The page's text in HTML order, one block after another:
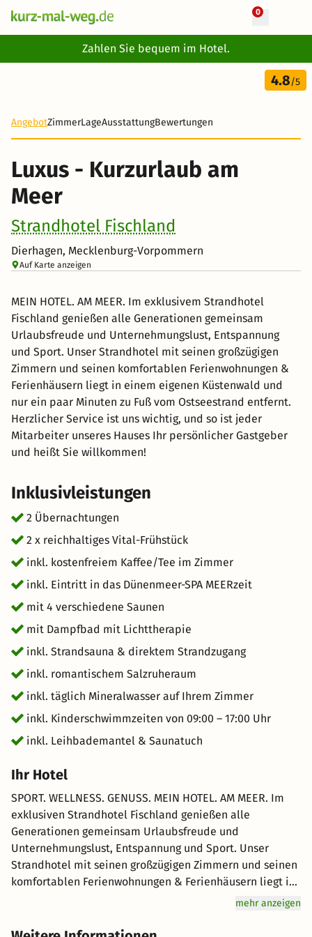
0
Zahlen Sie bequem im Hotel.
3 Tage
292 €
4.8/5
AngebotZimmerLageAusstattungBewertungen
Luxus - Kurzurlaub am
Meer
Strandhotel Fischland
Dierhagen, Mecklenburg-Vorpommern
Auf Karte anzeigen
MEIN HOTEL. AM MEER. Im exklusivem Strandhotel
Fischland genießen alle Generationen gemeinsam
Urlaubsfreude und Unternehmungslust, Entspannung
und Sport. Unser Strandhotel mit seinen großzügigen
Zimmern und seinen komfortablen Ferienwohnungen &
Ferienhäusern liegt in einem eigenen Küstenwald und
nur ein paar Minuten zu Fuß vom Ostseestrand entfernt.
Herzlicher Service ist uns wichtig, und so ist jeder
Mitarbeiter unseres Hauses Ihr persönlicher Gastgeber
und heißt Sie willkommen!
Inklusivleistungen
2 Übernachtungen
2 x reichhaltiges Vital-Frühstück
inkl. kostenfreiem Kaffee/Tee im Zimmer
inkl. Eintritt in das Dünenmeer-SPA MEERzeit
mit 4 verschiedene Saunen
mit Dampfbad mit Lichttherapie
inkl. Strandsauna & direktem Strandzugang
inkl. romantischem Salzruheraum
inkl. täglich Mineralwasser auf Ihrem Zimmer
inkl. Kinderschwimmzeiten von 09:00 – 17:00 Uhr
inkl. Leihbademantel & Saunatuch
Ihr Hotel
SPORT. WELLNESS. GENUSS. MEIN HOTEL. AM MEER. Im
exklusiven Strandhotel Fischland genießen alle
Generationen gemeinsam Urlaubsfreude und
Unternehmungslust, Entspannung und Sport. Unser
Strandhotel mit seinen großzügigen Zimmern und seinen
komfortablen Ferienwohnungen & Ferienhäusern liegt in
einem eigenen Küstenwald und nur ein paar Minuten zu
wichtig, und so ist jeder Mitarbeiter unseres Hauses Ihr
mehr anzeigen